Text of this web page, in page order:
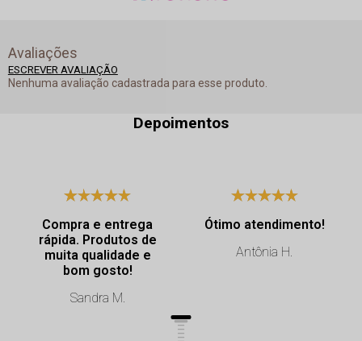
Avaliações
ESCREVER AVALIAÇÃO
Nenhuma avaliação cadastrada para esse produto.
Depoimentos
Compra e entrega
rápida. Produtos de
muita qualidade e
bom gosto!
Sandra M.
Ótimo atendimento!
Antônia H.